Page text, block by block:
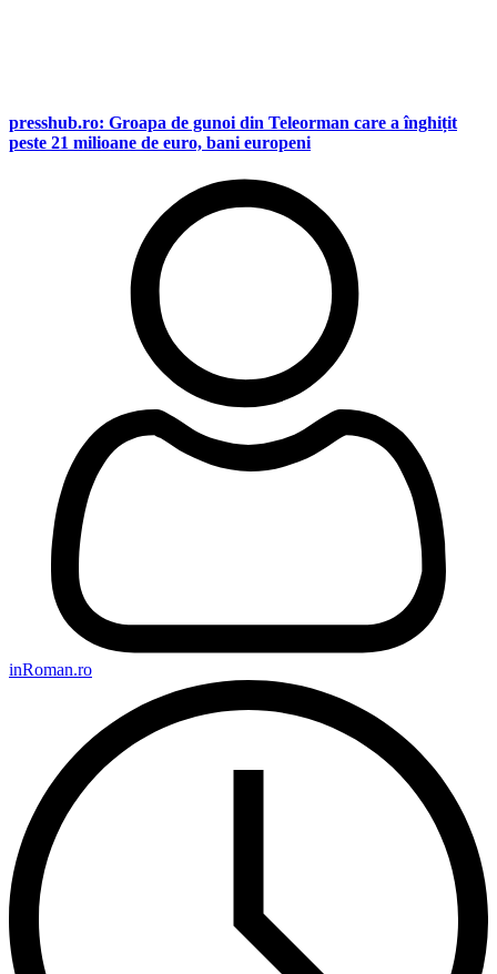
presshub.ro: Groapa de gunoi din Teleorman care a înghițit
peste 21 milioane de euro, bani europeni
inRoman.ro